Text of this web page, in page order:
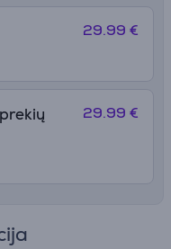
29.99 €
29.99 €